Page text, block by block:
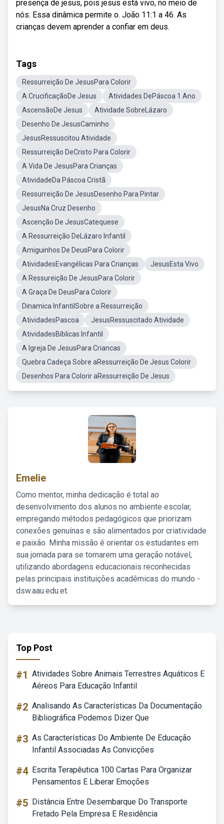
presença de jesus, pois jesus está vivo, no meio de
nós. Essa dinâmica permite o. João 11:1 a 46. As
crianças devem aprender a confiar em deus.
Tags
Ressurreição De JesusPara Colorir
A CrucificaçãoDe Jesus
Atividades DePáscoa 1 Ano
AscensãoDe Jesus
Atividade SobreLázaro
Desenho De JesusCaminho
JesusRessuscitou Atividade
Ressurreição DeCristo Para Colorir
A Vida De JesusPara Crianças
AtividadeDa Páscoa Cristã
Ressurreição De JesusDesenho Para Pintar
JesusNa Cruz Desenho
Ascenção De JesusCatequese
A Ressurreição DeLázaro Infantil
Amiguinhos De DeusPara Colorir
AtividadesEvangélicas Para Crianças
JesusEsta Vivo
A Ressureição De JesusPara Colorir
A Graça De DeusPara Colorir
Dinamica InfantilSobre a Ressurreição
AtividadesPascoa
JesusRessuscitado Atividade
AtividadesBíblicas Infantil
A Igreja De JesusPara Criancas
Quebra Cadeça Sobre aRessurreição De Jesus Colorir
Desenhos Para Colorir aRessurreição De Jesus
Emelie
Como mentor, minha dedicação é total ao
desenvolvimento dos alunos no ambiente escolar,
empregando métodos pedagógicos que priorizam
conexões genuínas e são alimentados por criatividade
e paixão. Minha missão é orientar os estudantes em
sua jornada para se tornarem uma geração notável,
utilizando abordagens educacionais reconhecidas
pelas principais instituições acadêmicas do mundo -
dsw.aau.edu.et.
Top Post
#1 Atividades Sobre Animais Terrestres Aquáticos E
Aéreos Para Educação Infantil
#2 Analisando As Características Da Documentação
Bibliográfica Podemos Dizer Que
#3 As Características Do Ambiente De Educação
Infantil Associadas As Convicções
#4 Escrita Terapêutica 100 Cartas Para Organizar
Pensamentos E Liberar Emoções
#5 Distância Entre Desembarque Do Transporte
Fretado Pela Empresa E Residência